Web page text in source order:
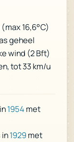
16,6°C)
geheel
wind (2 Bft)
tot 33 km/u
1954 met
in1929 met